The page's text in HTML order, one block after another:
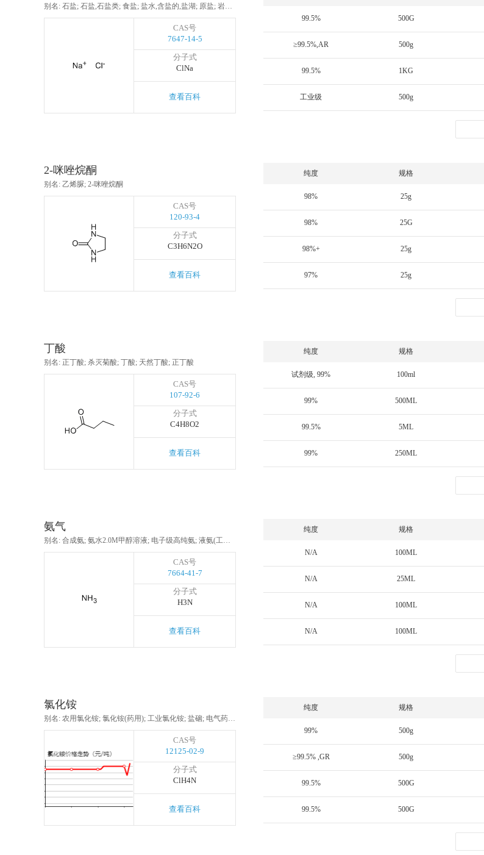
别名: 石盐; 石盐,石盐类; 食盐; 盐水,含盐的,盐湖; 原盐; 岩盐; 氯化�; 氯化钠标准溶液
CAS号
7647-14-5
分子式
ClNa
查看百科
99.5% 500G
≥99.5%,AR 500g
99.5% 1KG
工业级 500g
2-咪唑烷酮
别名: 乙烯脲; 2-咪唑烷酮
CAS号
120-93-4
分子式
C3H6N2O
查看百科
纯度 规格
98% 25g
98% 25G
98%+ 25g
97% 25g
丁酸
别名: 正丁酸; 杀灭菊酸; 丁酸; 天然丁酸; 正丁酸
CAS号
107-92-6
分子式
C4H8O2
查看百科
纯度 规格
试剂级, 99% 100ml
99% 500ML
99.5% 5ML
99% 250ML
氨气
别名: 合成氨; 氨水2.0M甲醇溶液; 电子级高纯氨; 液氨(工业用); 无水氨; 氢氧化铵溶液; 氨气(液氨)
CAS号
7664-41-7
分子式
H3N
查看百科
纯度 规格
N/A 100ML
N/A 25ML
N/A 100ML
N/A 100ML
氯化铵
别名: 农用氯化铵; 氯化铵(药用); 工业氯化铵; 盐硇; 电气药粉; 盐精; 电盐
CAS号
12125-02-9
分子式
ClH4N
查看百科
纯度 规格
99% 500g
≥99.5% ,GR 500g
99.5% 500G
99.5% 500G